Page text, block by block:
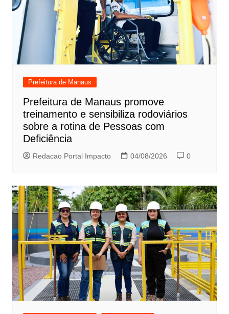
Prefeitura de Manaus
Prefeitura de Manaus promove
treinamento e sensibiliza rodoviários
sobre a rotina de Pessoas com
Deficiência
Redacao Portal Impacto 04/08/2026 0